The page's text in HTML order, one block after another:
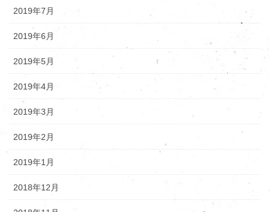
2019年7月
2019年6月
2019年5月
2019年4月
2019年3月
2019年2月
2019年1月
2018年12月